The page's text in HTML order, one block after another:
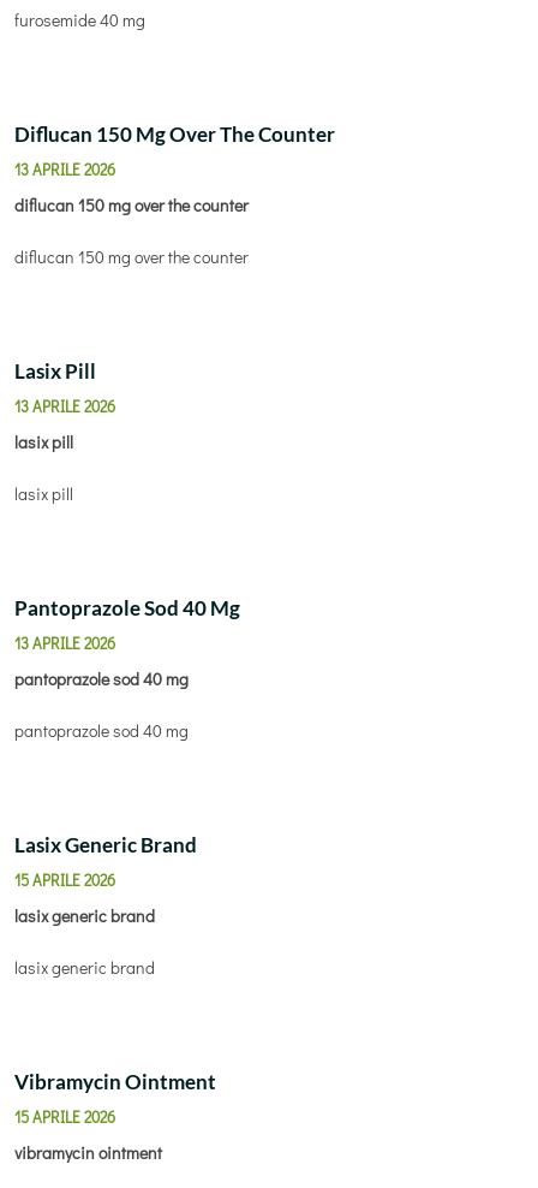
furosemide 40 mg
Diflucan 150 Mg Over The Counter
13 APRILE 2026
diflucan 150 mg over the counter
diflucan 150 mg over the counter
Lasix Pill
13 APRILE 2026
lasix pill
lasix pill
Pantoprazole Sod 40 Mg
13 APRILE 2026
pantoprazole sod 40 mg
pantoprazole sod 40 mg
Lasix Generic Brand
15 APRILE 2026
lasix generic brand
lasix generic brand
Vibramycin Ointment
15 APRILE 2026
vibramycin ointment